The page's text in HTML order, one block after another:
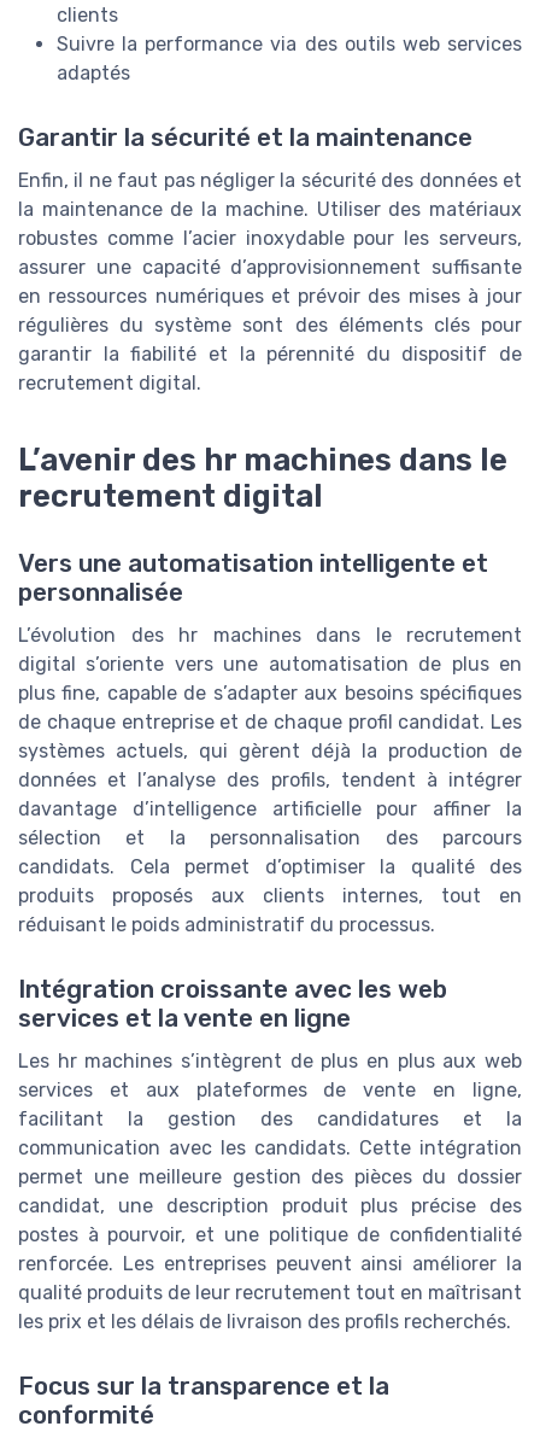
clients
Suivre la performance via des outils web services
adaptés
Garantir la sécurité et la maintenance
Enfin, il ne faut pas négliger la sécurité des données et
la maintenance de la machine. Utiliser des matériaux
robustes comme l’acier inoxydable pour les serveurs,
assurer une capacité d’approvisionnement suffisante
en ressources numériques et prévoir des mises à jour
régulières du système sont des éléments clés pour
garantir la fiabilité et la pérennité du dispositif de
recrutement digital.
L’avenir des hr machines dans le
recrutement digital
Vers une automatisation intelligente et
personnalisée
L’évolution des hr machines dans le recrutement
digital s’oriente vers une automatisation de plus en
plus fine, capable de s’adapter aux besoins spécifiques
de chaque entreprise et de chaque profil candidat. Les
systèmes actuels, qui gèrent déjà la production de
données et l’analyse des profils, tendent à intégrer
davantage d’intelligence artificielle pour affiner la
sélection et la personnalisation des parcours
candidats. Cela permet d’optimiser la qualité des
produits proposés aux clients internes, tout en
réduisant le poids administratif du processus.
Intégration croissante avec les web
services et la vente en ligne
Les hr machines s’intègrent de plus en plus aux web
services et aux plateformes de vente en ligne,
facilitant la gestion des candidatures et la
communication avec les candidats. Cette intégration
permet une meilleure gestion des pièces du dossier
candidat, une description produit plus précise des
postes à pourvoir, et une politique de confidentialité
renforcée. Les entreprises peuvent ainsi améliorer la
qualité produits de leur recrutement tout en maîtrisant
les prix et les délais de livraison des profils recherchés.
Focus sur la transparence et la
conformité